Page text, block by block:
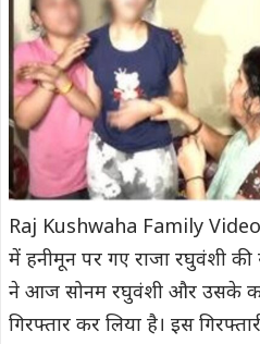
Raj Kushwaha Family Video
में हनीमून पर गए राजा रघुवंशी
ने आज सोनम रघुवंशी और उसके
गिरफ्तार कर लिया है। इस